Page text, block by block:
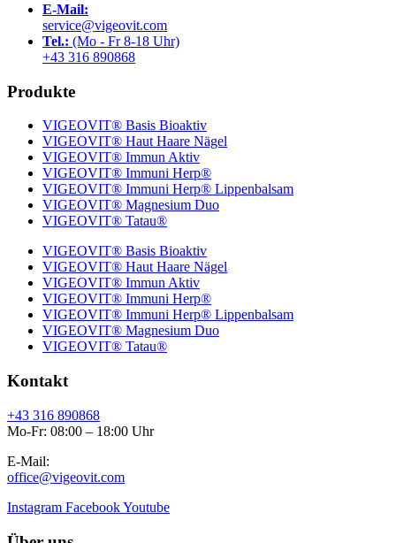
E-Mail:
service@vigeovit.com
Tel.: (Mo - Fr 8-18 Uhr)
+43 316 890868
Produkte
VIGEOVIT® Basis Bioaktiv
VIGEOVIT® Haut Haare Nägel
VIGEOVIT® Immun Aktiv
VIGEOVIT® Immuni Herp®
VIGEOVIT® Immuni Herp® Lippenbalsam
VIGEOVIT® Magnesium Duo
VIGEOVIT® Tatau®
VIGEOVIT® Basis Bioaktiv
VIGEOVIT® Haut Haare Nägel
VIGEOVIT® Immun Aktiv
VIGEOVIT® Immuni Herp®
VIGEOVIT® Immuni Herp® Lippenbalsam
VIGEOVIT® Magnesium Duo
VIGEOVIT® Tatau®
Kontakt
+43 316 890868
Mo-Fr: 08:00 – 18:00 Uhr
E-Mail:
office@vigeovit.com
Instagram FacebookYoutube